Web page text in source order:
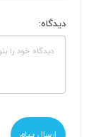
دیدگاه: